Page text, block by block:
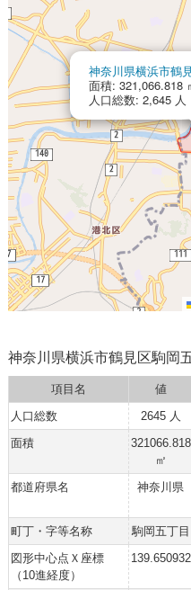
神奈川県横浜市鶴
面積: 321,066.818
人口総数: 2,645
神奈川県横浜市鶴見区駒岡
項目名 値
人口総数
2645 人
面積
321066.818
㎡
都道府県名 神奈川県
町丁・字等名称
駒岡五丁目
図形中心点Ｘ座標
（10進経度）
139.650932